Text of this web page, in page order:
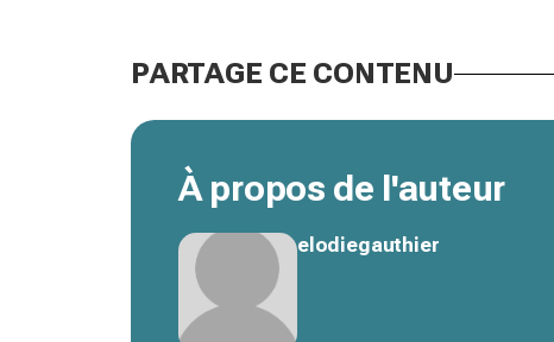
PARTAGE CE CONTENU
À propos de l'auteur
elodiegauthier